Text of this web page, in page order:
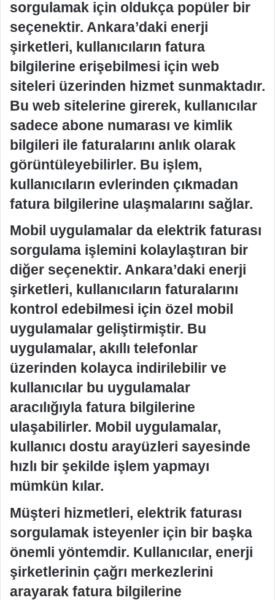
sorgulamak için oldukça popüler bir
seçenektir. Ankara’daki enerji
şirketleri, kullanıcıların fatura
bilgilerine erişebilmesi için web
siteleri üzerinden hizmet sunmaktadır.
Bu web sitelerine girerek, kullanıcılar
sadece abone numarası ve kimlik
bilgileri ile faturalarını anlık olarak
görüntüleyebilirler. Bu işlem,
kullanıcıların evlerinden çıkmadan
fatura bilgilerine ulaşmalarını sağlar.
Mobil uygulamalar da elektrik faturası
sorgulama işlemini kolaylaştıran bir
diğer seçenektir. Ankara’daki enerji
şirketleri, kullanıcıların faturalarını
kontrol edebilmesi için özel mobil
uygulamalar geliştirmiştir. Bu
uygulamalar, akıllı telefonlar
üzerinden kolayca indirilebilir ve
kullanıcılar bu uygulamalar
aracılığıyla fatura bilgilerine
ulaşabilirler. Mobil uygulamalar,
kullanıcı dostu arayüzleri sayesinde
hızlı bir şekilde işlem yapmayı
mümkün kılar.
Müşteri hizmetleri, elektrik faturası
sorgulamak isteyenler için bir başka
önemli yöntemdir. Kullanıcılar, enerji
şirketlerinin çağrı merkezlerini
arayarak fatura bilgilerine